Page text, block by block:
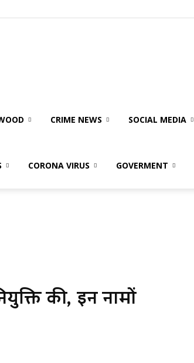
CRIME NEWS SOCIAL MEDIA
CORONA VIRUS GOVERMENT
की, इन नामों